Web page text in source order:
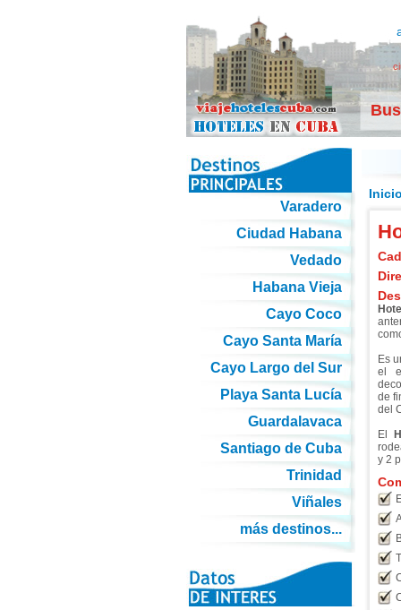
Inicio
Es
el
de
del
El
y 2
Varadero
Ciudad Habana
Vedado
Habana Vieja
Cayo Coco
Cayo Santa María
Cayo Largo del Sur
Playa Santa Lucía
Guardalavaca
Santiago de Cuba
Trinidad
Viñales
más destinos...